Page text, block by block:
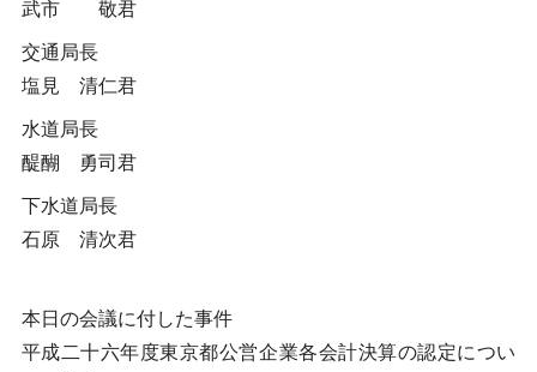
武市 敬君
交通局長
塩見 清仁君
水道局長
醍醐 勇司君
下水道局長
石原 清次君
本日の会議に付した事件
平成二十六年度東京都公営企業各会計決算の認定につい